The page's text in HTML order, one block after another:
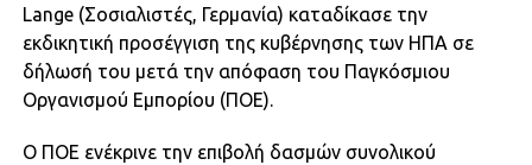
Lange (Σοσιαλιστές, Γερμανία) καταδίκασε την
εκδικητική προσέγγιση της κυβέρνησης των ΗΠΑ σε
δήλωσή του μετά την απόφαση του Παγκόσμιου
Οργανισμού Εμπορίου (ΠΟΕ).
Ο ΠΟΕ ενέκρινε την επιβολή δασμών συνολικού